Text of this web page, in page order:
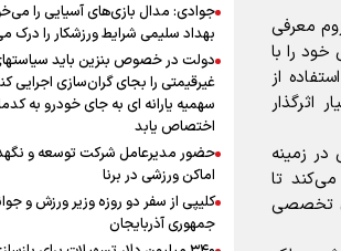
معرفی
را با
از
اثرگذار
در زمینه
تا
تخصصی
"ثبات" حلقه مفقوده فوتبال ایران در
نقل‌وانتقالات
نقش و مسئولیت رسانه‌ها در شرایط
کشور مهم و تعیین‌کننده است/
اجتماعی و حضور مردم مهمترین عامل
ماندن محاسبات دشمنان
ونس: در حال کار بر روی ایجاد یک
ناوبری امن هستیم
علی‌نژاد در مراسم انجمن ورزشی
روز خبرنگار : رسانه‌های خبری در سال
جوادی: مدال بازی‌های آسیایی را
بهداد سلیمی شرایط ورزشکار را درک
دولت در خصوص بنزین باید
غیرقیمتی را بجای گران‌سازی اجرایی
سهمیه یارانه ای به جای خودرو به
اختصاص یابد
حضور مدیرعامل شرکت توسعه و
اماکن ورزشی در برنا
کلیپی از سفر دو روزه وزیر ورزش و
جمهوری آذربایجان